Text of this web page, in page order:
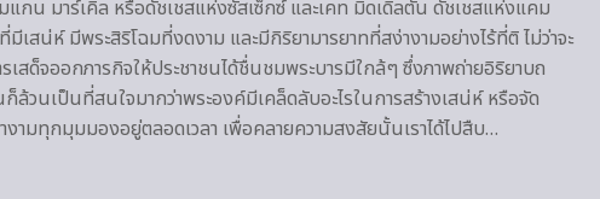
มแกน มาร์เคิล หรือดัชเชสแห่งซัสเซ็กซ์ และเคท มิดเดิลตัน ดัชเชสแห่งแคม
สน่ห์ มีพระสิริโฉมที่งดงาม และมีกิริยามารยาทที่สง่างามอย่างไร้ที่ติ ไม่ว่าจะ
สด็จออกภารกิจให้ประชาชนได้ชื่นชมพระบารมีใกล้ๆ ซึ่งภาพถ่ายอิริยาบถ
ล้วนเป็นที่สนใจมากว่าพระองค์มีเคล็ดลับอะไรในการสร้างเสน่ห์ หรือจัด
งามทุกมุมมองอยู่ตลอดเวลา เพื่อคลายความสงสัยนั้นเราได้ไปสืบ…